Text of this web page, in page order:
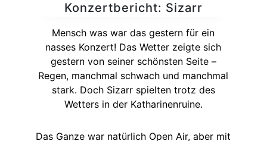
Konzertbericht: Sizarr
Mensch was war das gestern für ein
nasses Konzert! Das Wetter zeigte sich
gestern von seiner schönsten Seite –
Regen, manchmal schwach und manchmal
stark. Doch Sizarr spielten trotz des
Wetters in der Katharinenruine.
Das Ganze war natürlich Open Air, aber mit